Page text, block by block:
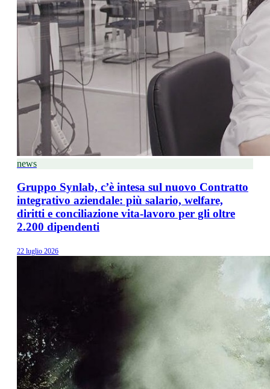
news
Gruppo Synlab, c’è intesa sul nuovo Contratto
integrativo aziendale: più salario, welfare,
diritti e conciliazione vita-lavoro per gli oltre
2.200 dipendenti
22 luglio 2026